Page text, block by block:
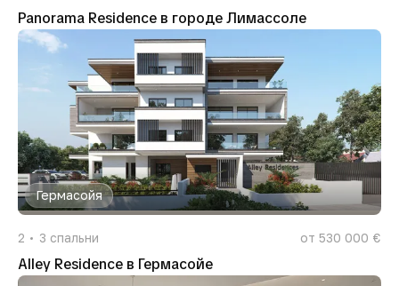
Panorama Residence в городе Лимассоле
Гермасойя
2 3 спальни от 530 000 €
Alley Residence в Гермасойе